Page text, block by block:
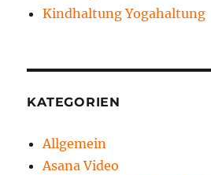
Kindhaltung Yogahaltung
KATEGORIEN
Allgemein
Asana Video